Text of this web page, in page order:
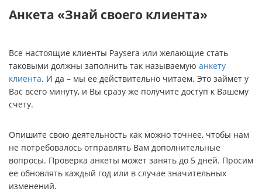
Анкета «Знай своего клиента»
Все настоящие клиенты Paysera или желающие стать
таковыми должны заполнить так называемую анкету
клиента. И да – мы ее действительно читаем. Это займет у
Вас всего минуту, и Вы сразу же получите доступ к Вашему
счету.
Опишите свою деятельность как можно точнее, чтобы нам
не потребовалось отправлять Вам дополнительные
вопросы. Проверка анкеты может занять до 5 дней. Просим
ее обновлять каждый год или в случае значительных
изменений.